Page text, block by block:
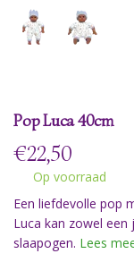
Pop Luca 40cm
€22,50
Op voorraad
Een liefdevolle pop
Luca kan zowel
slaapogen. Lees